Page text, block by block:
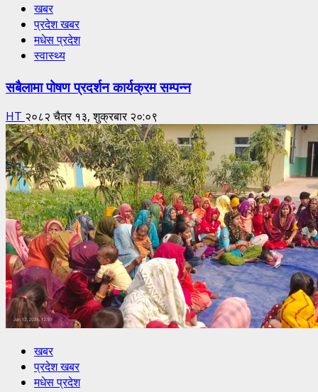
खबर
प्रदेश खबर
मधेस प्रदेश
स्वास्थ्य
सबैलामा पोषण प्रदर्शन कार्यक्रम सम्पन्न
HT २०८२ चैत्र १३, शुक्रबार २०:०९
खबर
प्रदेश खबर
मधेस प्रदेश